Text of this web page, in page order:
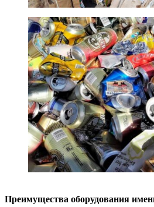
Преимущества оборудования